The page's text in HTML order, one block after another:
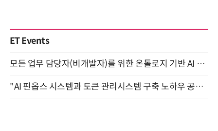
ET Events
모든 업무 담당자(비개발자)를 위한 온톨로지 기반 AI 지식체계 설계 1-day 워크숍 8월 20일 개최
"AI 핀옵스 시스템과 토큰 관리시스템 구축 노하우 공개" 잠실 한국광고문화회관 2층 대회의실 (8/21)